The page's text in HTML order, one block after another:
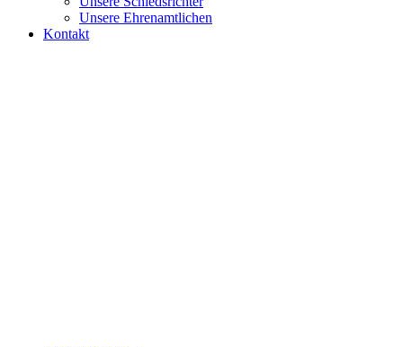
Unsere Ehrenamtlichen
Kontakt